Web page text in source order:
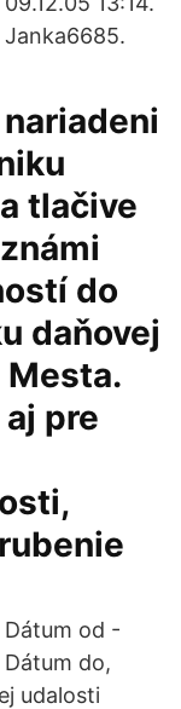
Janka6685.
nariadeni
tlačive
do
daňovej
pre
Dátum od -
Dátum do,
udalosti